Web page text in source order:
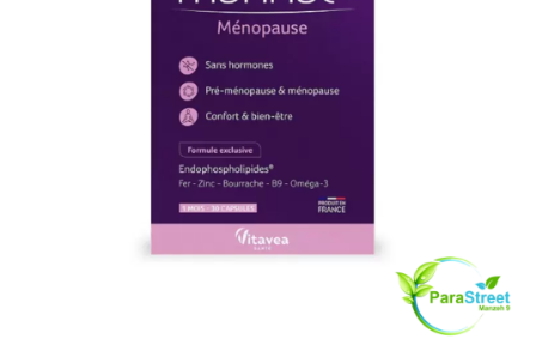
alimentaires)
médical)